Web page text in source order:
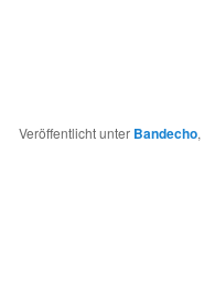
Veröffentlicht unter Bandecho,